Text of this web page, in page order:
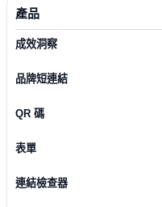
產品
成效洞察
品牌短連結
QR 碼
表單
連結檢查器